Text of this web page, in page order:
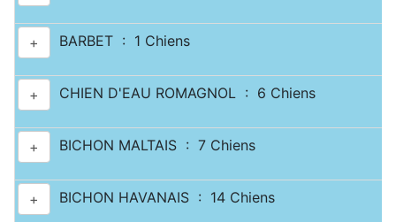
+ BARBET : 1 Chiens
+ CHIEN D'EAU ROMAGNOL : 6 Chiens
+ BICHON MALTAIS : 7 Chiens
+ BICHON HAVANAIS : 14 Chiens